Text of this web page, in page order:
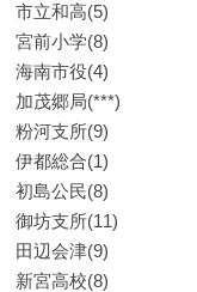
市立和高(5)
宮前小学(8)
海南市役(4)
加茂郷局(***)
粉河支所(9)
伊都総合(1)
初島公民(8)
御坊支所(11)
田辺会津(9)
新宮高校(8)